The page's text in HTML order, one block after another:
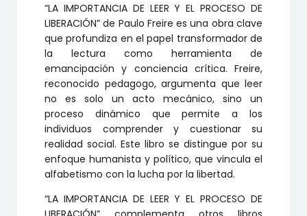
cantidad
“LA IMPORTANCIA DE LEER Y EL PROCESO DE
LIBERACIÓN” de Paulo Freire es una obra clave
que profundiza en el papel transformador de
la lectura como herramienta de
emancipación y conciencia crítica. Freire,
reconocido pedagogo, argumenta que leer
no es solo un acto mecánico, sino un
proceso dinámico que permite a los
individuos comprender y cuestionar su
realidad social. Este libro se distingue por su
enfoque humanista y político, que vincula el
alfabetismo con la lucha por la libertad.
“LA IMPORTANCIA DE LEER Y EL PROCESO DE